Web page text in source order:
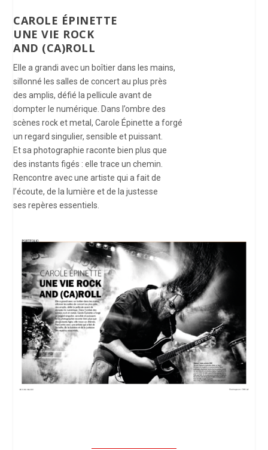
CAROLE ÉPINETTE
UNE VIE ROCK
AND (CA)ROLL
Elle a grandi avec un boîtier dans les mains,
sillonné les salles de concert au plus près
des amplis, défié la pellicule avant de
dompter le numérique. Dans l’ombre des
scènes rock et metal, Carole Épinette a forgé
un regard singulier, sensible et puissant.
Et sa photographie raconte bien plus que
des instants figés : elle trace un chemin.
Rencontre avec une artiste qui a fait de
l’écoute, de la lumière et de la justesse
ses repères essentiels.